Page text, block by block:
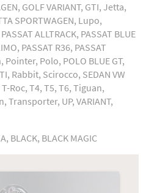
GOLF VARIANT, GTI, Jetta,
SPORTWAGEN, Lupo,
ALLTRACK, PASSAT BLUE
PASSAT R36, PASSAT
Pointer, Polo, POLO BLUE GT,
Rabbit, Scirocco, SEDAN VW
Roc, T4, T5, T6, Tiguan,
Transporter, UP, VARIANT,
BLACK, BLACK MAGIC